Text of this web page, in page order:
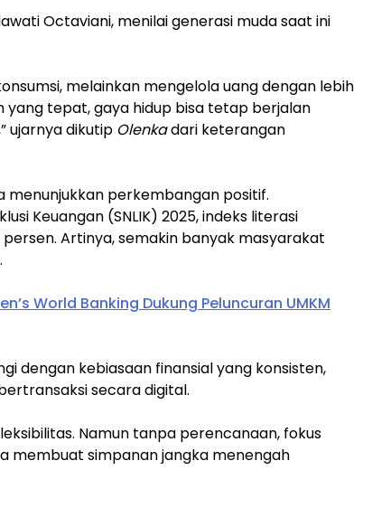
Octaviani, menilai generasi muda saat ini
melainkan mengelola uang dengan lebih
tepat, gaya hidup bisa tetap berjalan
ujarnya dikutip Olenkadari keterangan
menunjukkan perkembangan positif.
Keuangan (SNLIK) 2025, indeks literasi
Artinya, semakin banyak masyarakat
World Banking Dukung Peluncuran UMKM
dengan kebiasaan finansial yang konsisten,
secara digital.
Namun tanpa perencanaan, fokus
membuat simpanan jangka menengah